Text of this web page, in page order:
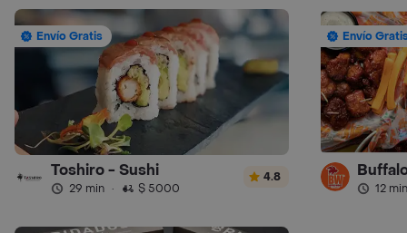
Envío Gratis
Toshiro - Sushi
29 min · $ 5000
4.8
Envío
12 min